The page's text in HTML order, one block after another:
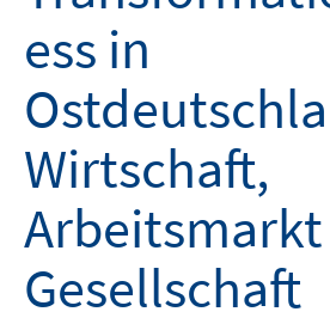
ess in
Wirtschaft,
Gesellschaft